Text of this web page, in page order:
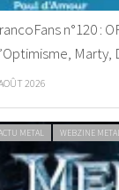
n°120 :
2026
METAL WEBZINE